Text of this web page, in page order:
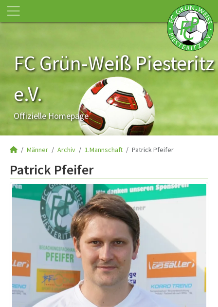
FC Grün-Weiß Piesteritz
e.V.
Offizielle Homepage
Männer Archiv 1.Mannschaft Patrick Pfeifer
Patrick Pfeifer